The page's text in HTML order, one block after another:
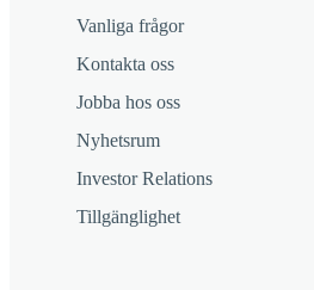
Vanliga frågor
Kontakta oss
Jobba hos oss
Nyhetsrum
Investor Relations
Tillgänglighet